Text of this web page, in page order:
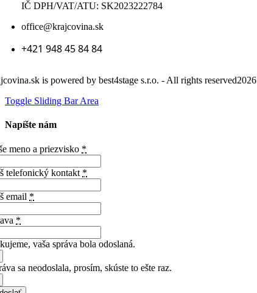
IČ DPH/VAT/ATU: SK2023222784
office@krajcovina.sk
+421 948 45 84 84
is powered by best4stage s.r.o. - All rights reserved2026
Toggle Sliding Bar Area
Napíšte nám
meno a priezvisko *
telefonický kontakt *
email *
*
vaša správa bola odoslaná.
sa neodoslala, prosím, skúste to ešte raz.